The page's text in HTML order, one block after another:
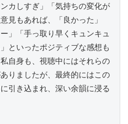
カしすぎ」「気持ちの変化が
見もあれば、「良かった」
」「手っ取り早くキュンキュ
といったポジティブな感想も
自身も、視聴中にはそれらの
りましたが、最終的にはこの
引き込まれ、深い余韻に浸る